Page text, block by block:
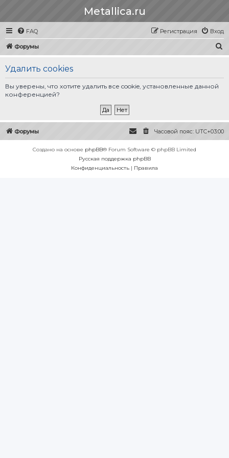
Metallica.ru
FAQ Вход
Регистрация
Форумы
Удалить cookies
Вы уверены, что хотите удалить все cookie, установленные данной
конференцией?
Форумы Часовой пояс: UTC+03:00
Создано на основе phpBB® Forum Software © phpBB Limited
Русская поддержка phpBB
Конфиденциальность | Правила